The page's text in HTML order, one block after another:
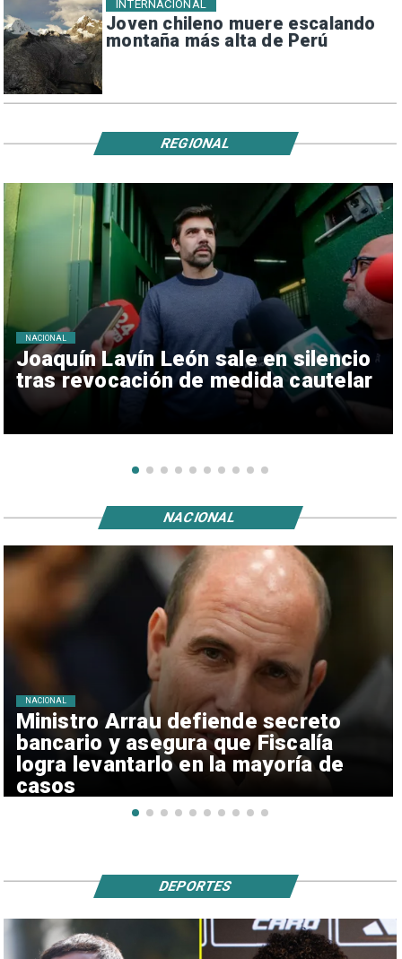
Joven chileno muere escalando
montaña más alta de Perú
INTERNACIONAL
Joaquín Lavín León sale en silencio
tras revocación de medida cautelar
NACIONAL
REGIONAL
Ministro Arrau defiende secreto
bancario y asegura que Fiscalía
logra levantarlo en la mayoría de
casos
NACIONAL
NACIONAL
DEPORTES